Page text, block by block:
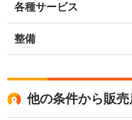
各種サービス
整備
他の条件から販